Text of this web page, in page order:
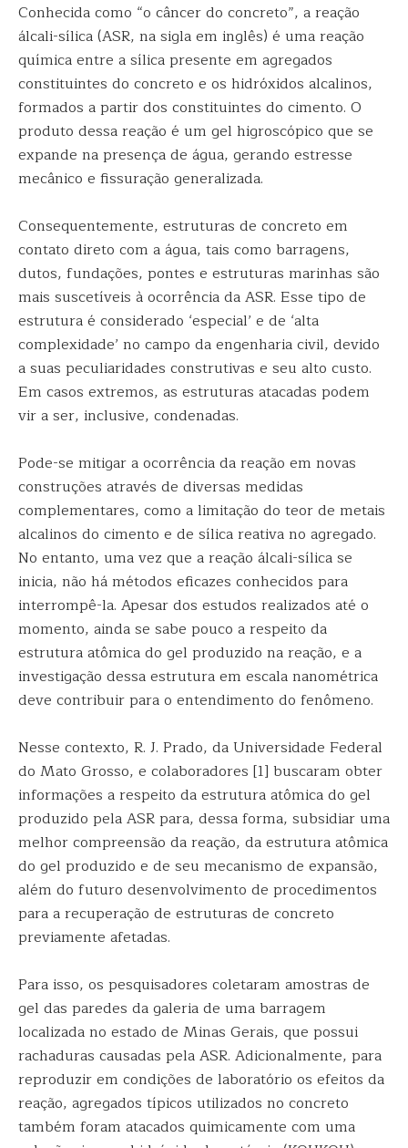
Conhecida como “o câncer do concreto”, a reação
álcali-sílica (ASR, na sigla em inglês) é uma reação
química entre a sílica presente em agregados
constituintes do concreto e os hidróxidos alcalinos,
formados a partir dos constituintes do cimento. O
produto dessa reação é um gel higroscópico que se
expande na presença de água, gerando estresse
mecânico e fissuração generalizada.
Consequentemente, estruturas de concreto em
contato direto com a água, tais como barragens,
dutos, fundações, pontes e estruturas marinhas são
mais suscetíveis à ocorrência da ASR. Esse tipo de
estrutura é considerado ‘especial’ e de ‘alta
complexidade’ no campo da engenharia civil, devido
a suas peculiaridades construtivas e seu alto custo.
Em casos extremos, as estruturas atacadas podem
vir a ser, inclusive, condenadas.
Pode-se mitigar a ocorrência da reação em novas
construções através de diversas medidas
complementares, como a limitação do teor de metais
alcalinos do cimento e de sílica reativa no agregado.
No entanto, uma vez que a reação álcali-sílica se
inicia, não há métodos eficazes conhecidos para
interrompê-la. Apesar dos estudos realizados até o
momento, ainda se sabe pouco a respeito da
estrutura atômica do gel produzido na reação, e a
investigação dessa estrutura em escala nanométrica
deve contribuir para o entendimento do fenômeno.
Nesse contexto, R. J. Prado, da Universidade Federal
do Mato Grosso, e colaboradores [1] buscaram obter
informações a respeito da estrutura atômica do gel
produzido pela ASR para, dessa forma, subsidiar uma
melhor compreensão da reação, da estrutura atômica
do gel produzido e de seu mecanismo de expansão,
além do futuro desenvolvimento de procedimentos
para a recuperação de estruturas de concreto
previamente afetadas.
Para isso, os pesquisadores coletaram amostras de
gel das paredes da galeria de uma barragem
localizada no estado de Minas Gerais, que possui
rachaduras causadas pela ASR. Adicionalmente, para
reproduzir em condições de laboratório os efeitos da
reação, agregados típicos utilizados no concreto
também foram atacados quimicamente com uma